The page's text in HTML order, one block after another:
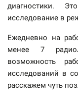
диагностики.
исследование в
Ежедневно на
менее 7
возможность
исследований в
расскажем чуть